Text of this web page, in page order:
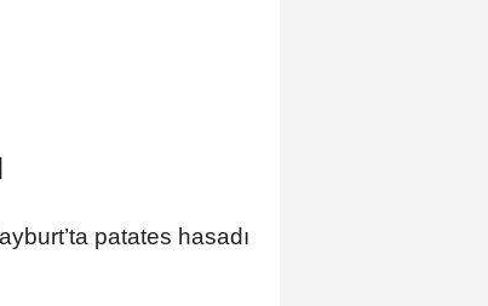
patates hasadı